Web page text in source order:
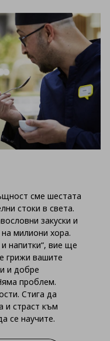
сме шестата
стоки в света.
закуски и
милиони хора.
напитки“, вие ще
грижи вашите
и добре
проблем.
Стига да
и страст към
се научите.